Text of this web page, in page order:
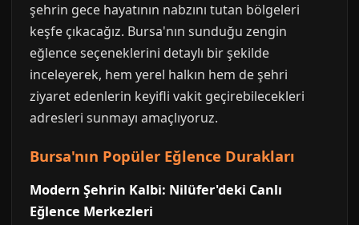
şehrin gece hayatının nabzını tutan bölgeleri
keşfe çıkacağız. Bursa'nın sunduğu zengin
eğlence seçeneklerini detaylı bir şekilde
inceleyerek, hem yerel halkın hem de şehri
ziyaret edenlerin keyifli vakit geçirebilecekleri
adresleri sunmayı amaçlıyoruz.
Bursa'nın Popüler Eğlence Durakları
Modern Şehrin Kalbi: Nilüfer'deki Canlı
Eğlence Merkezleri